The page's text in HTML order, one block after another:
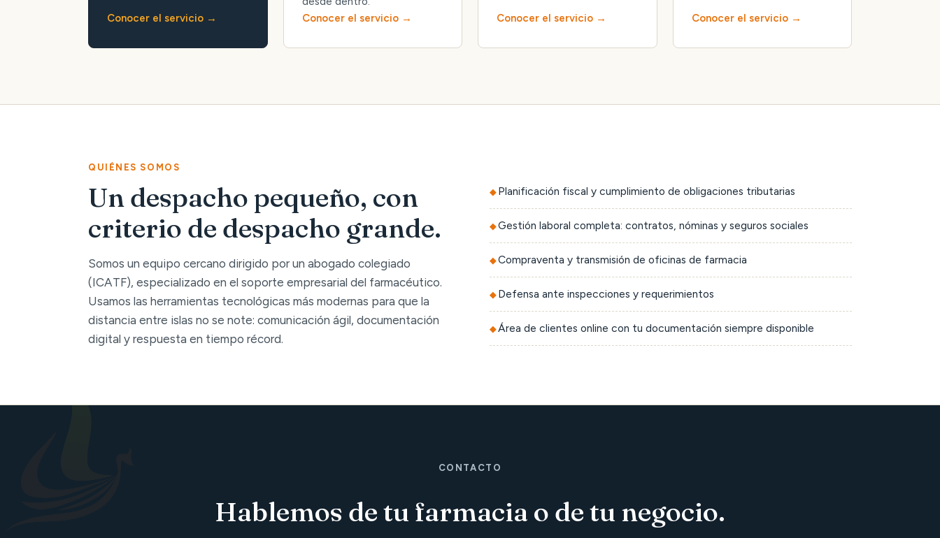
Conocer el servicio
Conocer el servicio
Conocer el servicio Conocer el servicio
QUIÉNES SOMOS
Un despacho pequeño, con
criterio de despacho grande.
Somos un equipo cercano dirigido por un abogado colegiado
(ICATF), especializado en el soporte empresarial del farmacéutico.
Usamos las herramientas tecnológicas más modernas para que la
distancia entre islas no se note: comunicación ágil, documentación
digital y respuesta en tiempo récord.
Planificación fiscal y cumplimiento de obligaciones tributarias
Gestión laboral completa: contratos, nóminas y seguros sociales
Compraventa y transmisión de oficinas de farmacia
Defensa ante inspecciones y requerimientos
Área de clientes online con tu documentación siempre disponible
CONTACTO
Hablemos de tu farmacia o de tu negocio.